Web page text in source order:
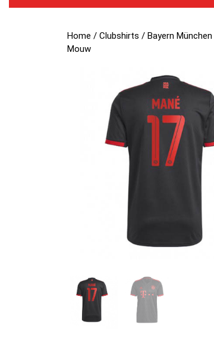
Home /Clubshirts /Bayern München
Mouw